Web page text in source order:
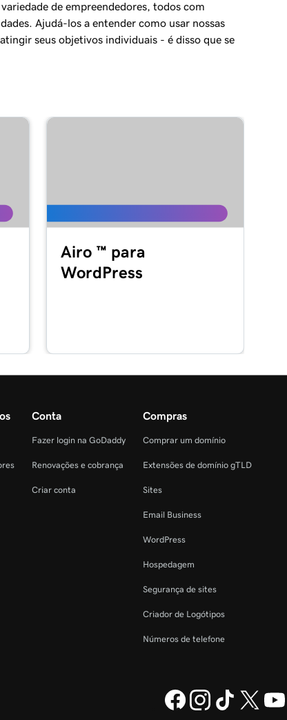
de empreendedores, todos com
Ajudá-los a entender como usar nossas
seus objetivos individuais - é disso que se
Airo ™ para
WordPress
Conta
Fazer login na GoDaddy
Renovações e cobrança
Criar conta
Compras
Comprar um domínio
Extensões de domínio gTLD
Sites
Email Business
WordPress
Hospedagem
Segurança de sites
Criador de Logótipos
Números de telefone